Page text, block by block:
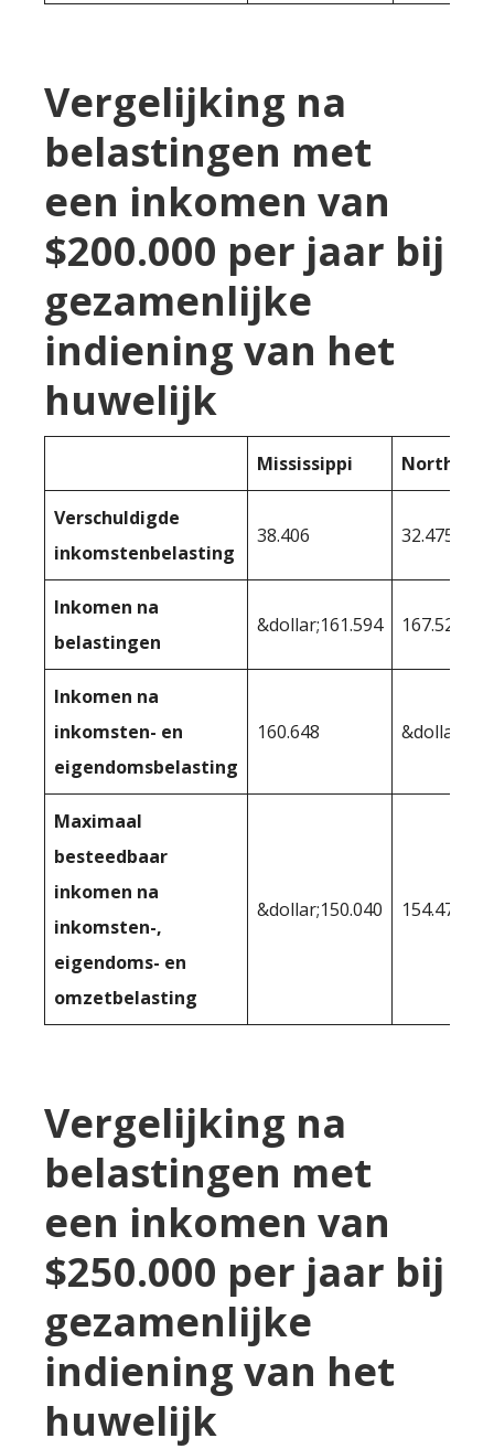
Vergelijking na
belastingen met
een inkomen van
$200.000 per jaar bij
gezamenlijke
indiening van het
huwelijk
Mississippi North
Verschuldigde
inkomstenbelasting
38.406 32.475
Inkomen na
belastingen
&dollar;161.594 167.525
Inkomen na
inkomsten- en
eigendomsbelasting
160.648
Maximaal
besteedbaar
inkomen na
inkomsten-,
eigendoms- en
omzetbelasting
&dollar;150.040 154.474
Vergelijking na
belastingen met
een inkomen van
$250.000 per jaar bij
gezamenlijke
indiening van het
huwelijk